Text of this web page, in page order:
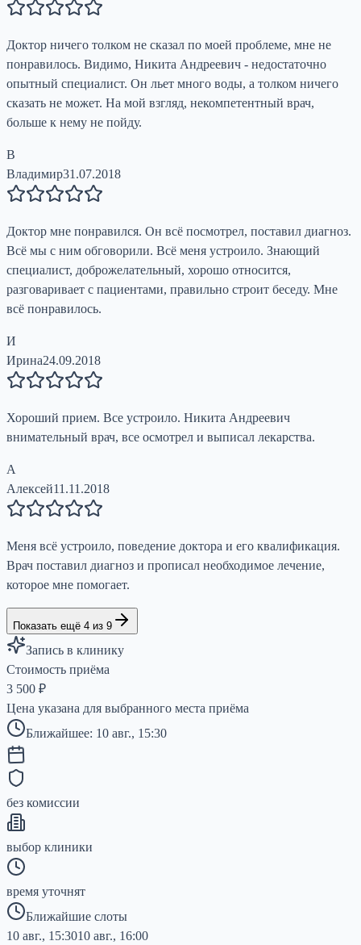
Доктор ничего толком не сказал по моей проблеме, мне не
понравилось. Видимо, Никита Андреевич - недостаточно
опытный специалист. Он льет много воды, а толком ничего
сказать не может. На мой взгляд, некомпетентный врач,
больше к нему не пойду.
В
Владимир31.07.2018
Доктор мне понравился. Он всё посмотрел, поставил диагноз.
Всё мы с ним обговорили. Всё меня устроило. Знающий
специалист, доброжелательный, хорошо относится,
разговаривает с пациентами, правильно строит беседу. Мне
всё понравилось.
И
Ирина24.09.2018
Хороший прием. Все устроило. Никита Андреевич
внимательный врач, все осмотрел и выписал лекарства.
А
Алексей11.11.2018
Меня всё устроило, поведение доктора и его квалификация.
Врач поставил диагноз и прописал необходимое лечение,
которое мне помогает.
Показать ещё 4 из 9
Запись в клинику
Стоимость приёма
3 500 ₽
Цена указана для выбранного места приёма
Ближайшее: 10 авг., 15:30
без комиссии
выбор клиники
время уточнят
Ближайшие слоты
10 авг., 15:3010 авг., 16:00